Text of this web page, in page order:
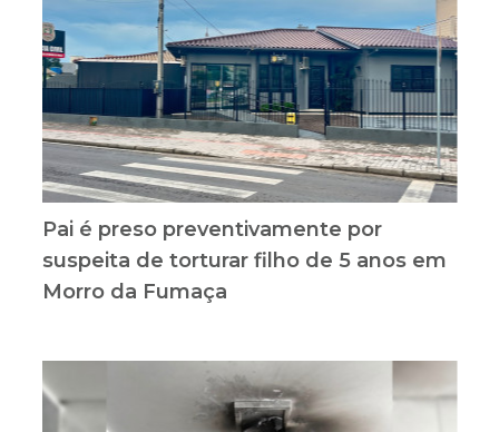
Pai é preso preventivamente por
suspeita de torturar filho de 5 anos em
Morro da Fumaça